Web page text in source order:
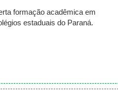
formação acadêmica em
estaduais do Paraná.